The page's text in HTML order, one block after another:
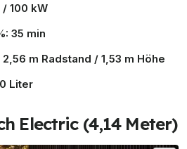
/ 100 kW
35 min
m Radstand / 1,53 m Höhe
Liter
Electric (4,14 Meter)